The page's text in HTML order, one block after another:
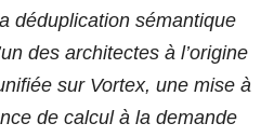
déduplication sémantique
des architectes à l’origine
sur Vortex, une mise à
de calcul à la demande